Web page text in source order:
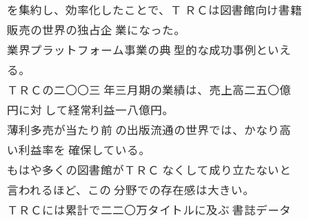
を集約し、効率化したことで、Ｔ ＲＣは図書館向け書籍
販売の世界の独占企 業になった。
業界プラットフォーム事業の典 型的な成功事例といえ
る。
ＴＲＣの二〇〇三 年三月期の業績は、売上高二五〇億
円に対 して経常利益一八億円。
薄利多売が当たり前 の出版流通の世界では、かなり高
い利益率を 確保している。
もはや多くの図書館がＴＲＣ なくして成り立たないと
言われるほど、この 分野での存在感は大きい。
ＴＲＣには累計で二二〇万タイトルに及ぶ 書誌データ